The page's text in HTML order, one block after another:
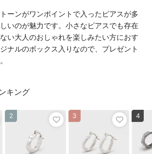
ーンがワンポイントで入ったピアスが多
いのが魅力です。小さなピアスでも存在
い大人のおしゃれを楽しみたい方におす
ナルのボックス入りなので、プレゼント
キング
2 3 4